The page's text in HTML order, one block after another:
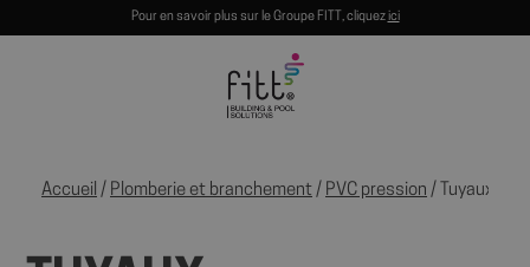
Pour en savoir plus sur le Groupe FITT, cliquezici
Accueil / Plomberie et branchement / PVC pression / Tuyaux